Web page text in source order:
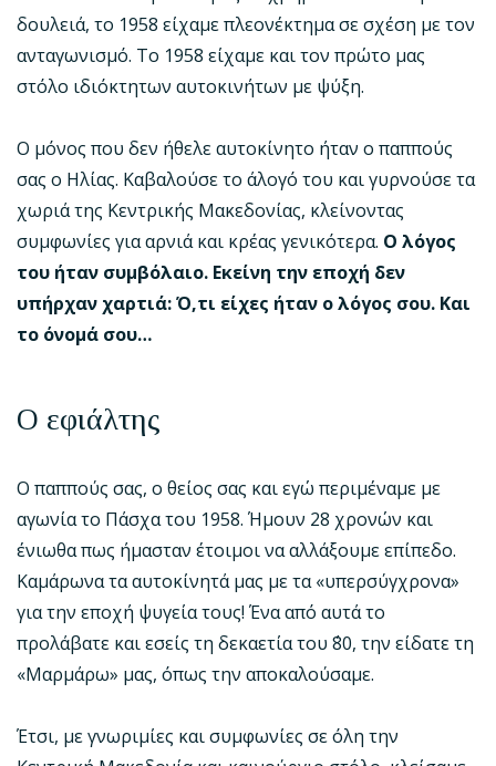
δουλειά, το 1958 είχαμε πλεονέκτημα σε σχέση με τον
ανταγωνισμό. Το 1958 είχαμε και τον πρώτο μας
στόλο ιδιόκτητων αυτοκινήτων με ψύξη.
Ο μόνος που δεν ήθελε αυτοκίνητο ήταν ο παππούς
σας ο Ηλίας. Καβαλούσε το άλογό του και γυρνούσε τα
χωριά της Κεντρικής Μακεδονίας, κλείνοντας
συμφωνίες για αρνιά και κρέας γενικότερα. Ο λόγος
του ήταν συμβόλαιο. Εκείνη την εποχή δεν
υπήρχαν χαρτιά: Ό,τι είχες ήταν ο λόγος σου. Και
το όνομά σου…
Ο εφιάλτης
Ο παππούς σας, ο θείος σας και εγώ περιμέναμε με
αγωνία το Πάσχα του 1958. Ήμουν 28 χρονών και
ένιωθα πως ήμασταν έτοιμοι να αλλάξουμε επίπεδο.
Καμάρωνα τα αυτοκίνητά μας με τα «υπερσύγχρονα»
για την εποχή ψυγεία τους! Ένα από αυτά το
προλάβατε και εσείς τη δεκαετία του ΄80, την είδατε τη
«Μαρμάρω» μας, όπως την αποκαλούσαμε.
Έτσι, με γνωριμίες και συμφωνίες σε όλη την